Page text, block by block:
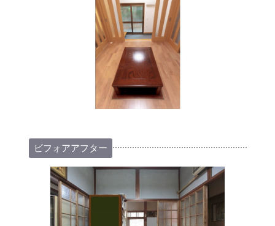
ビフォアアフター